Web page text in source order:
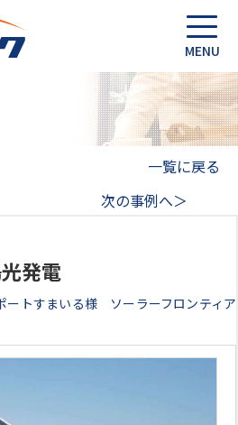
一覧に戻る
次の事例へ＞
発電
トすまいる様 ソーラーフロンティア